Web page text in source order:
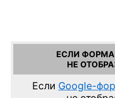
ЕСЛИ ФОРМА
НЕ
Если Google-